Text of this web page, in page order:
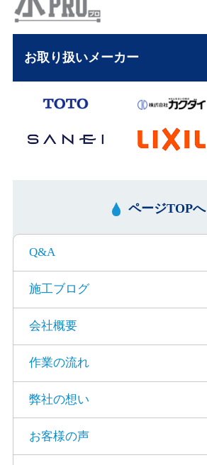
お取り扱いメーカー
ページTOPへ
Q&A
施工ブログ
会社概要
作業の流れ
弊社の想い
お客様の声